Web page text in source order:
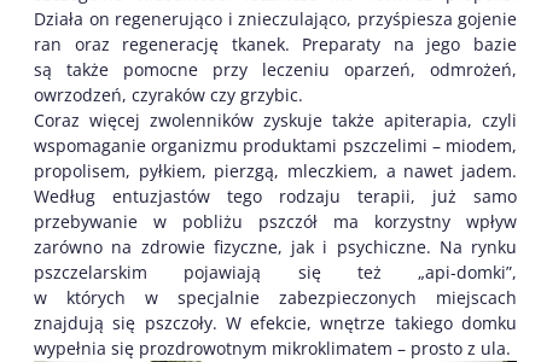
Działa on regenerująco i znieczulająco, przyśpiesza gojenie
ran oraz regenerację tkanek. Preparaty na jego bazie
są także pomocne przy leczeniu oparzeń, odmrożeń,
owrzodzeń, czyraków czy grzybic.
Coraz więcej zwolenników zyskuje także apiterapia, czyli
wspomaganie organizmu produktami pszczelimi – miodem,
propolisem, pyłkiem, pierzgą, mleczkiem, a nawet jadem.
Według entuzjastów tego rodzaju terapii, już samo
przebywanie w pobliżu pszczół ma korzystny wpływ
zarówno na zdrowie fizyczne, jak i psychiczne. Na rynku
pszczelarskim pojawiają się też „api-domki”,
w których w specjalnie zabezpieczonych miejscach
znajdują się pszczoły. W efekcie, wnętrze takiego domku
wypełnia się prozdrowotnym mikroklimatem – prosto z ula.